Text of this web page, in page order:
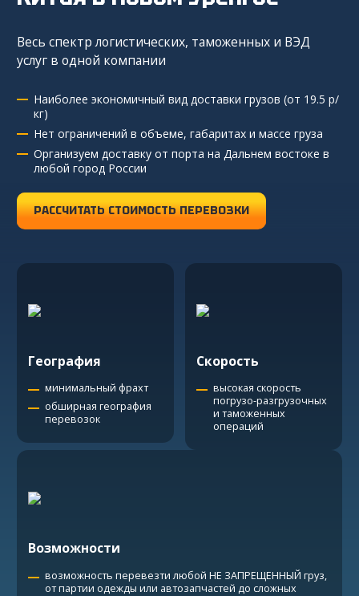
Сборные грузы из Китая
Закупка и поставка товаров из Китая
Поиск поставщика в Китае
Таможенное оформление
Весь спектр логистических, таможенных и ВЭД
услуг в одной компании
Наиболее экономичный вид доставки грузов (от 19.5 р/
кг)
Нет ограничений в объеме, габаритах и массе груза
Организуем доставку от порта на Дальнем востоке в
любой город России
РАССЧИТАТЬ СТОИМОСТЬ ПЕРЕВОЗКИ
География
минимальный фрахт
обширная география
перевозок
Скорость
высокая скорость
погрузо-разгрузочных
и таможенных
операций
Возможности
возможность перевезти любой НЕ ЗАПРЕЩЕННЫЙ груз,
от партии одежды или автозапчастей до сложных